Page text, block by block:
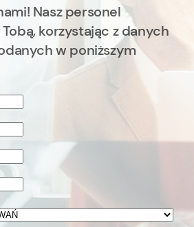
Nasz personel
korzystając z danych
w poniższym